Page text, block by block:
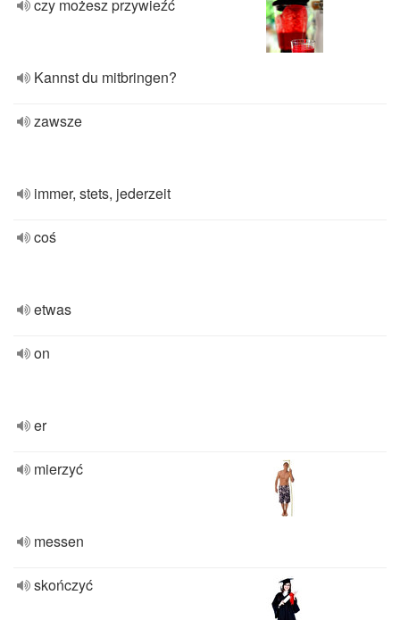
czy możesz przywieźć
Kannst du mitbringen?
zawsze
immer, stets, jederzeit
coś
etwas
on
er
mierzyć
messen
skończyć